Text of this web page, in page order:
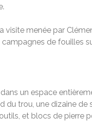
visite menée par
de fouilles
dans un espace
du trou, une dizaine
et blocs de pierre